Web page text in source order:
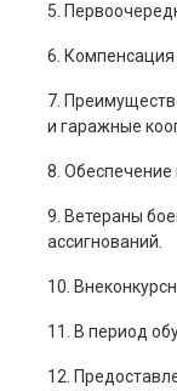
5.
6.
7.
и гаражные
8. Обеспечение
9. Ветераны
ассигнований.
10.
11. В период
12.